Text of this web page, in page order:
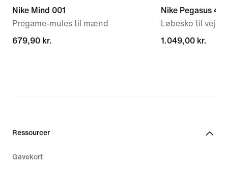
Nike Mind 001
Pregame-mules til mænd
679,90 kr.
679,90 kr.
Nike Pegasus 42
Løbesko til vej til
1.049,00 kr.
1.049,00 kr.
Ressourcer
Gavekort